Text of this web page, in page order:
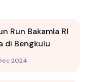
Run Bakamla RI
di Bengkulu
Dec 2024